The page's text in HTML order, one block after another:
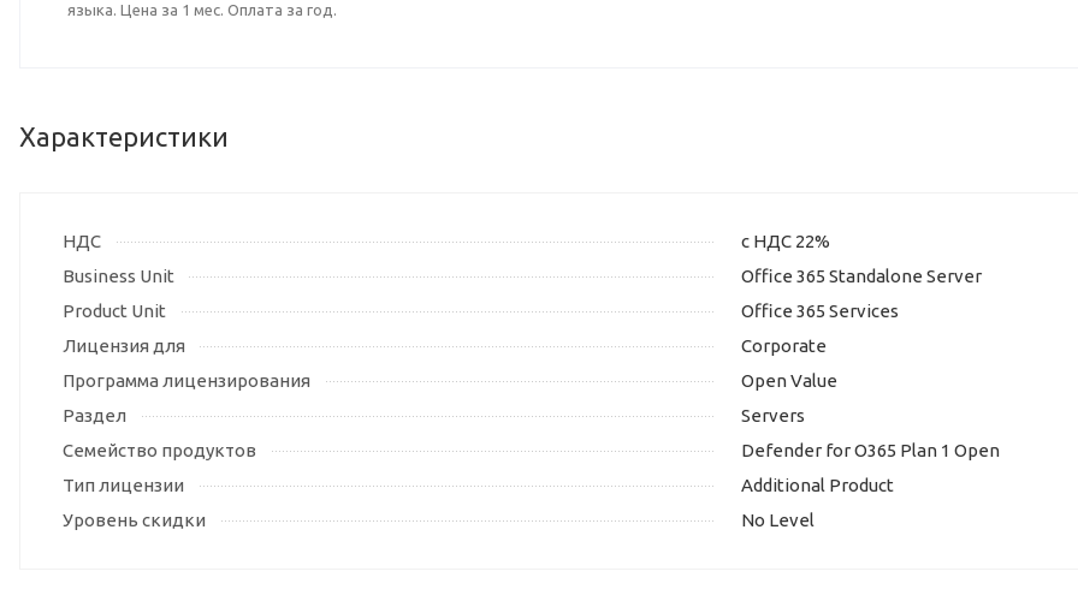
языка. Цена за 1 мес. Оплата за год.
Характеристики
НДС
с НДС 22%
Business Unit
Office 365 Standalone Server
Product Unit
Office 365 Services
Лицензия для
Corporate
Программа лицензирования
Open Value
Раздел
Servers
Семейство продуктов
Defender for O365 Plan 1 Open
Тип лицензии
Additional Product
Уровень скидки
No Level